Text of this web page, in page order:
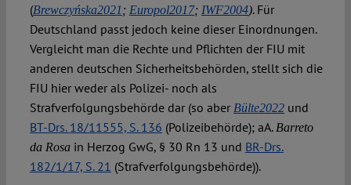
(Brewczyńska2021 ; Europol2017; IWF2004). Für
Deutschland passt jedoch keine dieser Einordnungen.
Vergleicht man die Rechte und Pflichten der FIU mit
anderen deutschen Sicherheitsbehörden, stellt sich die
FIU hier weder als Polizei- noch als
Strafverfolgungsbehörde dar (so aber Bülte2022und
BT-Drs. 18/11555, S. 136 (Polizeibehörde); aA. Barreto
da Rosain Herzog GwG, § 30 Rn 13 und BR-Drs.
182/1/17, S. 21 (Strafverfolgungsbehörde)).